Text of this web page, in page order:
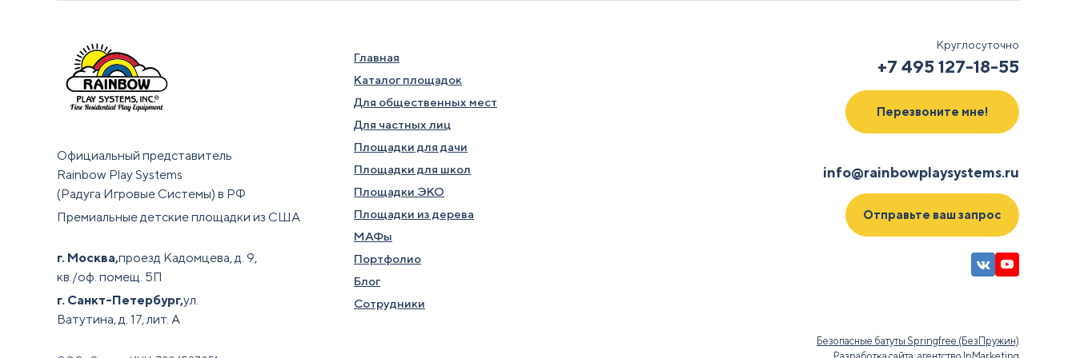
Официальный представитель
Rainbow Play Systems
(Радуга Игровые Системы) в РФ
Премиальные детские площадки из США
г. Москва,проезд Кадомцева, д. 9,
кв./оф. помещ. 5П
г. Санкт-Петербург,ул.
Ватутина, д. 17, лит. А
Главная
Каталог площадок
Для общественных мест
Для частных лиц
Площадки для дачи
Площадки для школ
Площадки ЭКО
Площадки из дерева
МАФы
Портфолио
Блог
Сотрудники
Круглосуточно
+7 495 127-18-55
Перезвоните мне!
info@rainbowplaysystems.ru
Отправьте ваш запрос
Безопасные батуты Springfree (БезПружин)